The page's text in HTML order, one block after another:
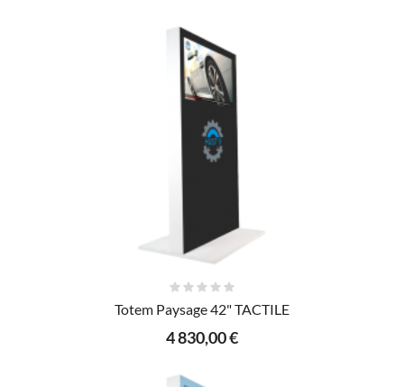
AJOUTER AU PANIER
Totem Paysage 42" TACTILE
4 830,00 €